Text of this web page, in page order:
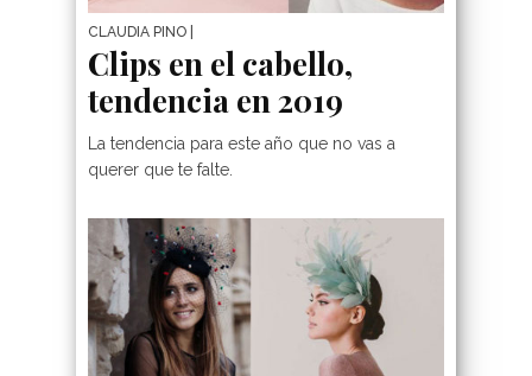
CLAUDIA PINO
Clips en el cabello,
tendencia en 2019
La tendencia para este año que no vas a
querer que te falte.